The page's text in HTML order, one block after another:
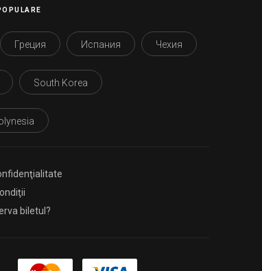
Греция Испания Чехия
South Korea
biletul?